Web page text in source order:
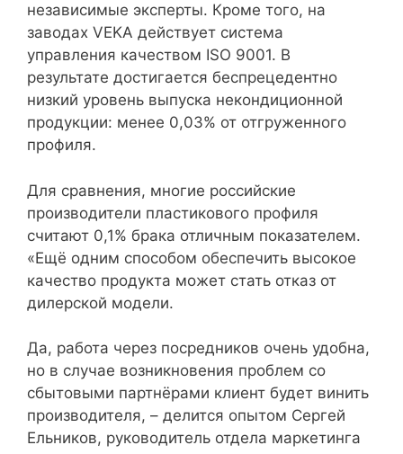
независимые эксперты. Кроме того, на
заводах VEKA действует система
управления качеством ISO 9001. В
результате достигается беспрецедентно
низкий уровень выпуска некондиционной
продукции: менее 0,03% от отгруженного
профиля.
Для сравнения, многие российские
производители пластикового профиля
считают 0,1% брака отличным показателем.
«Ещё одним способом обеспечить высокое
качество продукта может стать отказ от
дилерской модели.
Да, работа через посредников очень удобна,
но в случае возникновения проблем со
сбытовыми партнёрами клиент будет винить
производителя, – делится опытом Сергей
Ельников, руководитель отдела маркетинга